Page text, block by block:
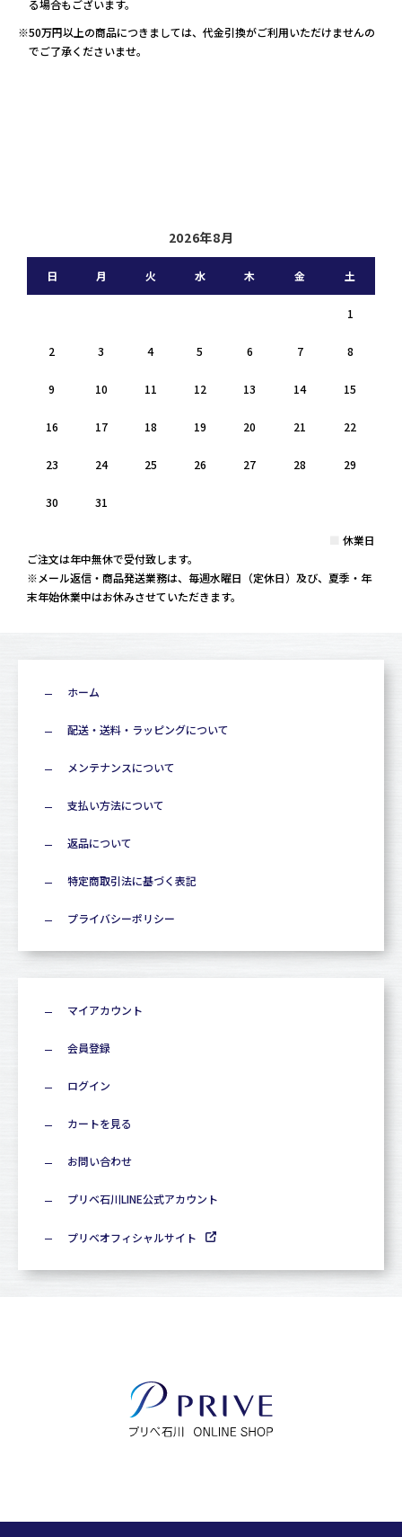
る場合もございます。
※50万円以上の商品につきましては、代金引換がご利用いただけませんの
でご了承くださいませ。
ホーム
配送・送料・ラッピングについて
メンテナンスについて
支払い方法について
返品について
特定商取引法に基づく表記
プライバシーポリシー
マイアカウント
会員登録
ログイン
カートを見る
お問い合わせ
プリベ石川LINE公式アカウント
プリベオフィシャルサイト
2026年8月
日 月 火 水 木 金 土
1
2 3 4 5 6 7 8
9 10 11 12 13 14 15
16 17 18 19 20 21 22
23 24 25 26 27 28 29
30 31
休業日
ご注文は年中無休で受付致します。
※メール返信・商品発送業務は、毎週水曜日（定休日）及び、夏季・年
末年始休業中はお休みさせていただきます。